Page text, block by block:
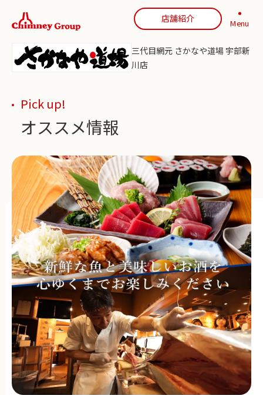
店舗紹介 Menu
三代目網元 さかなや道場 宇部新
川店
Pick up!
オススメ情報